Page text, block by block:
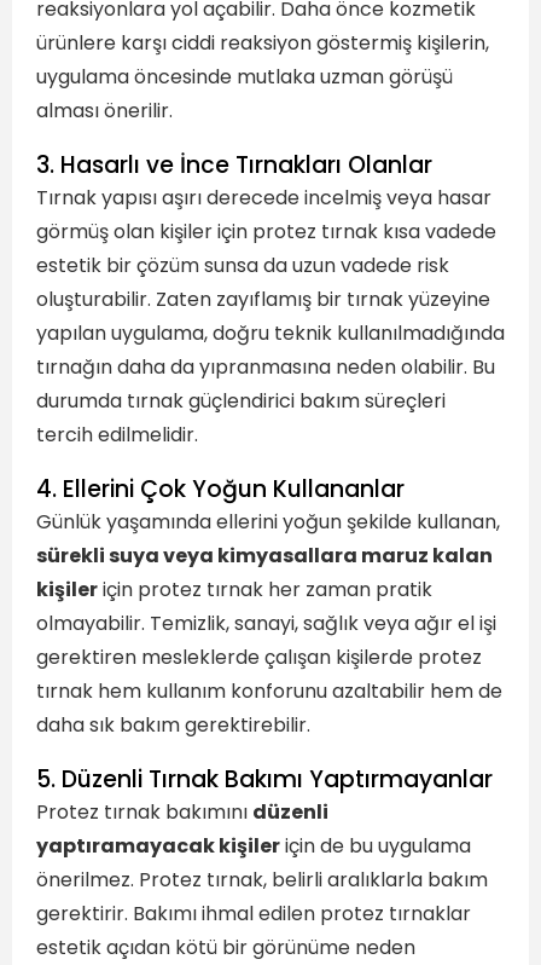
reaksiyonlara yol açabilir. Daha önce kozmetik
ürünlere karşı ciddi reaksiyon göstermiş kişilerin,
uygulama öncesinde mutlaka uzman görüşü
alması önerilir.
3. Hasarlı ve İnce Tırnakları Olanlar
Tırnak yapısı aşırı derecede incelmiş veya hasar
görmüş olan kişiler için protez tırnak kısa vadede
estetik bir çözüm sunsa da uzun vadede risk
oluşturabilir. Zaten zayıflamış bir tırnak yüzeyine
yapılan uygulama, doğru teknik kullanılmadığında
tırnağın daha da yıpranmasına neden olabilir. Bu
durumda tırnak güçlendirici bakım süreçleri
tercih edilmelidir.
4. Ellerini Çok Yoğun Kullananlar
Günlük yaşamında ellerini yoğun şekilde kullanan,
sürekli suya veya kimyasallara maruz kalan
kişileriçin protez tırnak her zaman pratik
olmayabilir. Temizlik, sanayi, sağlık veya ağır el işi
gerektiren mesleklerde çalışan kişilerde protez
tırnak hem kullanım konforunu azaltabilir hem de
daha sık bakım gerektirebilir.
5. Düzenli Tırnak Bakımı Yaptırmayanlar
Protez tırnak bakımını düzenli
yaptıramayacak kişileriçin de bu uygulama
önerilmez. Protez tırnak, belirli aralıklarla bakım
gerektirir. Bakımı ihmal edilen protez tırnaklar
estetik açıdan kötü bir görünüme neden